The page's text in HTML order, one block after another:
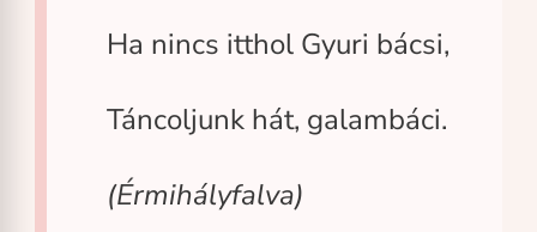
Ha nincs itthol Gyuri bácsi,
Táncoljunk hát, galambáci.
(Érmihályfalva)